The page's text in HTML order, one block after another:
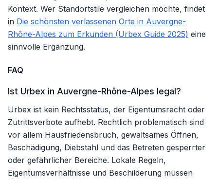
Kontext. Wer Standortstile vergleichen möchte, findet
in Die schönsten verlassenen Orte in Auvergne-
Rhône-Alpes zum Erkunden (Urbex Guide 2025) eine
sinnvolle Ergänzung.
FAQ
Ist Urbex in Auvergne-Rhône-Alpes legal?
Urbex ist kein Rechtsstatus, der Eigentumsrecht oder
Zutrittsverbote aufhebt. Rechtlich problematisch sind
vor allem Hausfriedensbruch, gewaltsames Öffnen,
Beschädigung, Diebstahl und das Betreten gesperrter
oder gefährlicher Bereiche. Lokale Regeln,
Eigentumsverhältnisse und Beschilderung müssen